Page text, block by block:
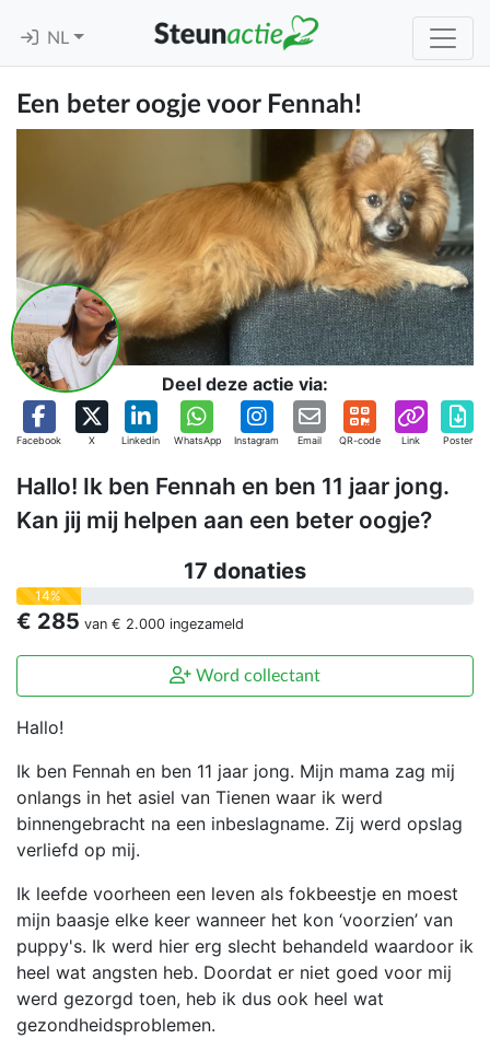
NL
Een beter oogje voor Fennah!
Deel deze actie via:
Facebook X Linkedin WhatsApp Instagram Email QR-code Link Poster
Hallo! Ik ben Fennah en ben 11 jaar jong.
Kan jij mij helpen aan een beter oogje?
17 donaties
14%
€ 285 van € 2.000 ingezameld
Word collectant
Hallo!
Ik ben Fennah en ben 11 jaar jong. Mijn mama zag mij
onlangs in het asiel van Tienen waar ik werd
binnengebracht na een inbeslagname. Zij werd opslag
verliefd op mij.
Ik leefde voorheen een leven als fokbeestje en moest
mijn baasje elke keer wanneer het kon ‘voorzien’ van
puppy's. Ik werd hier erg slecht behandeld waardoor ik
heel wat angsten heb. Doordat er niet goed voor mij
werd gezorgd toen, heb ik dus ook heel wat
gezondheidsproblemen.